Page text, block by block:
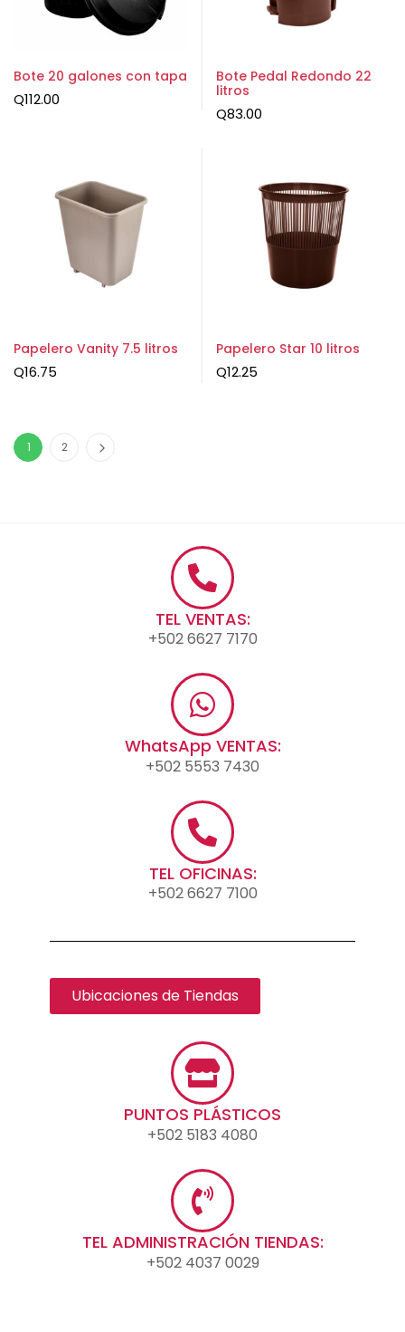
Bote 20 galones con tapa
Q112.00
Bote Pedal Redondo 22
litros
Q83.00
Papelero Vanity 7.5 litros
Q16.75
Papelero Star 10 litros
Q12.25
1 2
TEL VENTAS:
+502 6627 7170
WhatsApp VENTAS:
+502 5553 7430
TEL OFICINAS:
+502 6627 7100
Ubicaciones de Tiendas
PUNTOS PLÁSTICOS
+502 5183 4080
TEL ADMINISTRACIÓN TIENDAS:
+502 4037 0029